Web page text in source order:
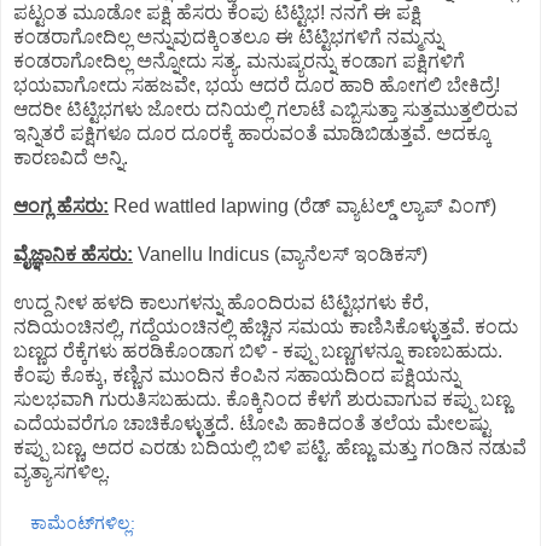
ಪಟ್ಟಂತ ಮೂಡೋ ಪಕ್ಷಿ ಹೆಸರು ಕೆಂಪು ಟಿಟ್ಟಿಭ! ನನಗೆ ಈ ಪಕ್ಷಿ
ಕಂಡರಾಗೋದಿಲ್ಲ ಅನ್ನುವುದಕ್ಕಿಂತಲೂ ಈ ಟಿಟ್ಟಿಭಗಳಿಗೆ ನಮ್ಮನ್ನು
ಕಂಡರಾಗೋದಿಲ್ಲ ಅನ್ನೋದು ಸತ್ಯ. ಮನುಷ್ಯರನ್ನು ಕಂಡಾಗ ಪಕ್ಷಿಗಳಿಗೆ
ಭಯವಾಗೋದು ಸಹಜವೇ, ಭಯ ಆದರೆ ದೂರ ಹಾರಿ ಹೋಗಲಿ ಬೇಕಿದ್ರೆ!
ಆದರೀ ಟಿಟ್ಟಿಭಗಳು ಜೋರು ದನಿಯಲ್ಲಿ ಗಲಾಟೆ ಎಬ್ಬಿಸುತ್ತಾ ಸುತ್ತಮುತ್ತಲಿರುವ
ಇನ್ನಿತರೆ ಪಕ್ಷಿಗಳೂ ದೂರ ದೂರಕ್ಕೆ ಹಾರುವಂತೆ ಮಾಡಿಬಿಡುತ್ತವೆ. ಅದಕ್ಕೂ
ಕಾರಣವಿದೆ ಅನ್ನಿ.
ಆಂಗ್ಲ ಹೆಸರು: Red wattled lapwing (ರೆಡ್ ವ್ಯಾಟಲ್ಡ್ ಲ್ಯಾಪ್ ವಿಂಗ್)
ವೈಜ್ಞಾನಿಕ ಹೆಸರು: Vanellu Indicus (ವ್ಯಾನೆಲಸ್ ಇಂಡಿಕಸ್)
ಉದ್ದ ನೀಳ ಹಳದಿ ಕಾಲುಗಳನ್ನು ಹೊಂದಿರುವ ಟಿಟ್ಟಿಭಗಳು ಕೆರೆ,
ನದಿಯಂಚಿನಲ್ಲಿ, ಗದ್ದೆಯಂಚಿನಲ್ಲಿ ಹೆಚ್ಚಿನ ಸಮಯ ಕಾಣಿಸಿಕೊಳ್ಳುತ್ತವೆ. ಕಂದು
ಬಣ್ಣದ ರೆಕ್ಕೆಗಳು ಹರಡಿಕೊಂಡಾಗ ಬಿಳಿ - ಕಪ್ಪು ಬಣ್ಣಗಳನ್ನೂ ಕಾಣಬಹುದು.
ಕೆಂಪು ಕೊಕ್ಕು, ಕಣ್ಣಿನ ಮುಂದಿನ ಕೆಂಪಿನ ಸಹಾಯದಿಂದ ಪಕ್ಷಿಯನ್ನು
ಸುಲಭವಾಗಿ ಗುರುತಿಸಬಹುದು. ಕೊಕ್ಕಿನಿಂದ ಕೆಳಗೆ ಶುರುವಾಗುವ ಕಪ್ಪು ಬಣ್ಣ
ಎದೆಯವರೆಗೂ ಚಾಚಿಕೊಳ್ಳುತ್ತದೆ. ಟೋಪಿ ಹಾಕಿದಂತೆ ತಲೆಯ ಮೇಲಷ್ಟು
ಕಪ್ಪು ಬಣ್ಣ, ಅದರ ಎರಡು ಬದಿಯಲ್ಲಿ ಬಿಳಿ ಪಟ್ಟಿ. ಹೆಣ್ಣು ಮತ್ತು ಗಂಡಿನ ನಡುವೆ
ವ್ಯತ್ಯಾಸಗಳಿಲ್ಲ.
ಕಾಮೆಂಟ್‌ಗಳಿಲ್ಲ: